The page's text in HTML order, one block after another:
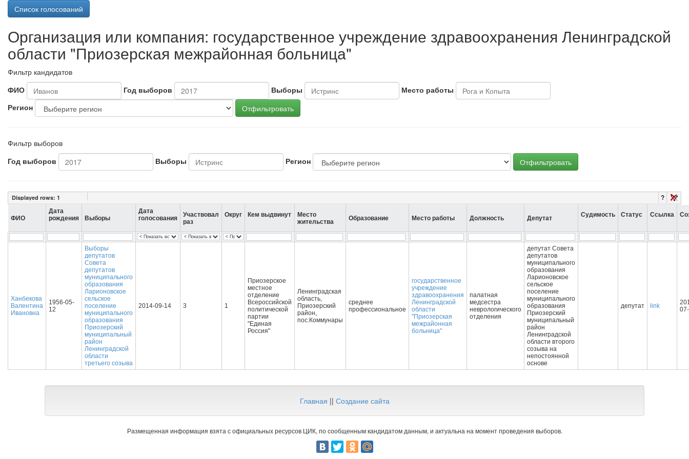
Список голосований
Организация или компания: государственное учреждение здравоохранения Ленинградской
области "Приозерская межрайонная больница"
Фильтр кандидатов
ФИО
Год выборов Выборы
Место работы
Регион
Отфильтровать
Фильтр выборов
Год выборов
Выборы Регион Отфильтровать
Displayed rows: 1 ?
ФИО
Дата
рождения
Выборы
Дата
голосования
Участвовал
раз
Округ Кем выдвинут
Место
жительства
Образование Место работы Должность Депутат Судимость Статус Ссылка
Ханбекова
Валентина
Ивановна
1956-05-
12
Выборы
депутатов
Совета
депутатов
муниципального
образования
Ларионовское
сельское
поселение
муниципального
образования
Приозерский
муниципальный
район
Ленинградской
области
третьего созыва
2014-09-14 3 1
Приозерское
местное
отделение
Всероссийской
политической
партии
"Единая
Россия"
Ленинградская
область,
Приозерский
район,
пос.Коммунары
среднее
профессиональное
государственное
учреждение
здравоохранения
Ленинградской
области
"Приозерская
межрайонная
больница"
палатная
медсестра
неврологического
отделения
депутат Совета
депутатов
муниципального
образования
Ларионовское
сельское
поселение
муниципального
образования
Приозерский
муниципальный
район
Ленинградской
области второго
созыва на
непостоянной
основе
депутат link
Главная || Создание сайта
Размещенная информация взята с официальных ресурсов ЦИК, по сообщенным кандидатом данным, и актуальна на момент проведения выборов.